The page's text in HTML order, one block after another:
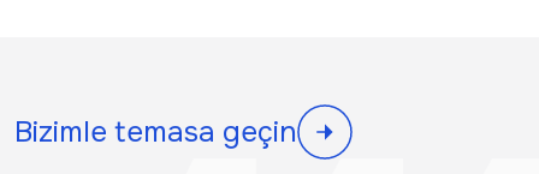
Bizimle temasa geçin